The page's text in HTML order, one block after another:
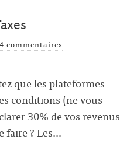
4 commentaires
que les plateformes
conditions (ne vous
30% de vos revenus
faire ? Les…